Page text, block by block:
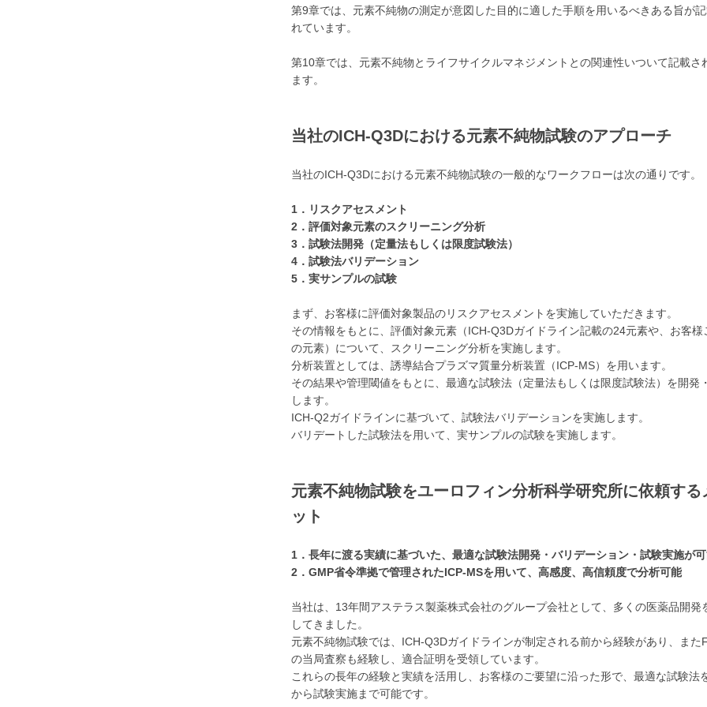
第9章では、元素不純物の測定が意図した目的に適した手順を用いるべきある旨が記
れています。
第10章では、元素不純物とライフサイクルマネジメントとの関連性いついて記載さ
ます。
当社のICH-Q3Dにおける元素不純物試験のアプローチ
当社のICH-Q3Dにおける元素不純物試験の一般的なワークフローは次の通りです。
1．リスクアセスメント
2．評価対象元素のスクリーニング分析
3．試験法開発（定量法もしくは限度試験法）
4．試験法バリデーション
5．実サンプルの試験
まず、お客様に評価対象製品のリスクアセスメントを実施していただきます。
その情報をもとに、評価対象元素（ICH-Q3Dガイドライン記載の24元素や、お客様
の元素）について、スクリーニング分析を実施します。
分析装置としては、誘導結合プラズマ質量分析装置（ICP-MS）を用います。
その結果や管理閾値をもとに、最適な試験法（定量法もしくは限度試験法）を開発
します。
ICH-Q2ガイドラインに基づいて、試験法バリデーションを実施します。
バリデートした試験法を用いて、実サンプルの試験を実施します。
元素不純物試験をユーロフィン分析科学研究所に依頼する
ット
1．長年に渡る実績に基づいた、最適な試験法開発・バリデーション・試験実施が
2．GMP省令準拠で管理されたICP-MSを用いて、高感度、高信頼度で分析可能
当社は、13年間アステラス製薬株式会社のグループ会社として、多くの医薬品開発
してきました。
元素不純物試験では、ICH-Q3Dガイドラインが制定される前から経験があり、また
の当局査察も経験し、適合証明を受領しています。
これらの長年の経験と実績を活用し、お客様のご要望に沿った形で、最適な試験法
から試験実施まで可能です。